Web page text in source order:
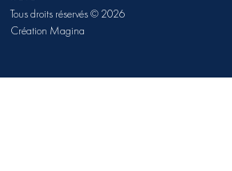
Tous droits réservés © 2026
Création Magina